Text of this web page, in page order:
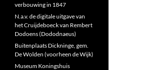
verbouwing in 1847
N.a.v. de digitale uitgave van
het Cruijdeboeck van Rembert
Dodoens (Dododnaeus)
Buitenplaats Dickninge, gem.
De Wolden (voorheen de Wijk)
Museum Koningshuis